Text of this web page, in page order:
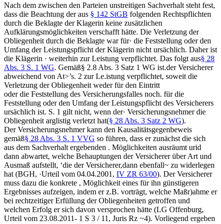
Nach dem zwischen den Parteien unstreitigen Sachverhalt steht fest,
dass die Beachtung der aus § 142 StGB folgenden Rechtspflichten
durch die Beklagte der Klagerin keine zusätzlichen
Aufklärungsmöglichkeiten verschafft hätte. Die Verletzung der
Obliegenheit durch die Beklagte war für· die Feststellung oder den
Umfang der Leistungspflicht der Klägerin nicht ursächlich. Daher ist
die Klägerin · weiterhin zur Leistung verpflichtet. Das folgt aus§ 28
Abs. 3 S. 1 WG. Gemäß§ 2.8 Abs. 3 Satz 1 WG ist.der Versicherer
abweichend von At>’s. 2 zur Le.istung verpflichtet, soweit die
Verletzung der Obliegenheit weder für den Eintritt
oder die Feststellung des Versicherungsfalles noch. für die
Feststellung oder den Umfang der Leistungspflicht des Versicherers
ursächlich ist. S. 1 gilt nicht, wenn der· Versicherungsnehmer die
Obliegenheit arglistig verletzt hat(§ 28 Abs. 3 Satz 2 WG).
Der Versicherungsnehmer kann den Kausalitätsgegenbeweis
gemäß§ 28 Abs. 3 S. 1 VVG so führen, dass er zunächst die sich
aus dem Sachverhalt ergebenden . Möglichkeiten ausräumt urid
dann abwartet, welche Behauptungen der Versicherer über Art und
Ausmaß aufstellt, ‘die der Versicherer,dann ebenfall~ zu widerlegen
hat (BGH, ·Urteil vom 04.04.2001, IV ZR 63/00). Der Versicherer
muss dazu die konkrete , Möglichkeit eines für ihn günstigeren
Ergebnisses aufzeigen, indem er z.B. vorträgt, welche Maßr)ahme er
bei rechtzeitiger Erfüllung der Obliegenheiten getroffen und
welchen Erfolg er sich davon versprochen hätte (LG Offenburg,
Urteil vom 23.08.2011- 1 S 3 / 11, Juris Rz ~4). Vorliegend ergeben